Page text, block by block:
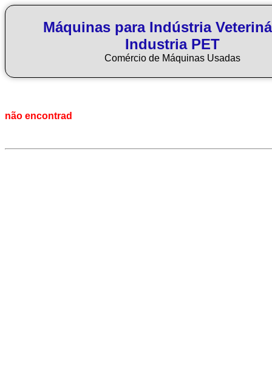
Máquinas para Indústria
Industria PET
Comércio de Máquinas Usadas
não encontrad